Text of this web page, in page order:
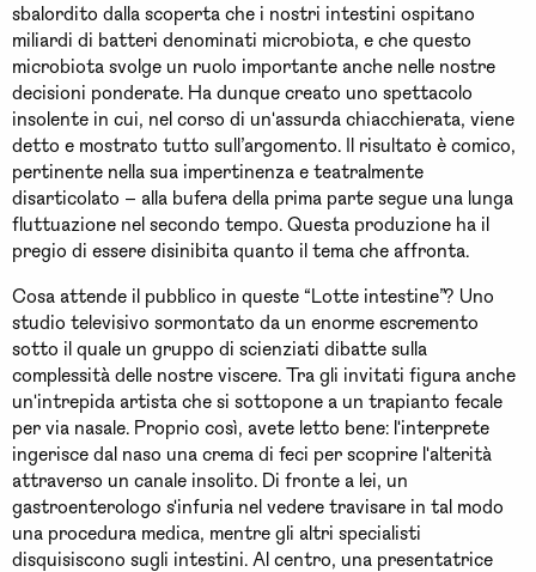
sbalordito dalla scoperta che i nostri intestini ospitano
miliardi di batteri denominati microbiota, e che questo
microbiota svolge un ruolo importante anche nelle nostre
decisioni ponderate. Ha dunque creato uno spettacolo
insolente in cui, nel corso di un'assurda chiacchierata, viene
detto e mostrato tutto sull’argomento. Il risultato è comico,
pertinente nella sua impertinenza e teatralmente
disarticolato – alla bufera della prima parte segue una lunga
fluttuazione nel secondo tempo. Questa produzione ha il
pregio di essere disinibita quanto il tema che affronta.
Cosa attende il pubblico in queste “Lotte intestine”? Uno
studio televisivo sormontato da un enorme escremento
sotto il quale un gruppo di scienziati dibatte sulla
complessità delle nostre viscere. Tra gli invitati figura anche
un'intrepida artista che si sottopone a un trapianto fecale
per via nasale. Proprio così, avete letto bene: l'interprete
ingerisce dal naso una crema di feci per scoprire l'alterità
attraverso un canale insolito. Di fronte a lei, un
gastroenterologo s'infuria nel vedere travisare in tal modo
una procedura medica, mentre gli altri specialisti
disquisiscono sugli intestini. Al centro, una presentatrice